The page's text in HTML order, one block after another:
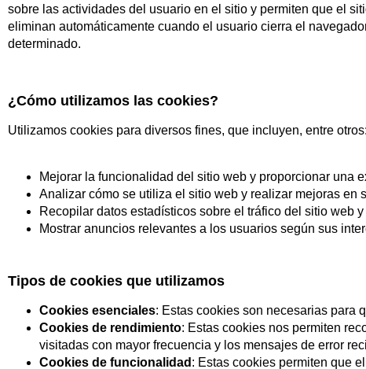
sobre las actividades del usuario en el sitio y permiten que el
eliminan automáticamente cuando el usuario cierra el
determinado.
¿Cómo utilizamos las cookies?
Utilizamos cookies para diversos fines, que incluyen, entre otros:
Mejorar la funcionalidad del sitio web y proporcionar una
Analizar cómo se utiliza el sitio web y realizar mejoras en
Recopilar datos estadísticos sobre el tráfico del sitio web
Mostrar anuncios relevantes a los usuarios según sus
Tipos de cookies que utilizamos
Cookies esenciales: Estas cookies son necesarias para
Cookies de rendimiento: Estas cookies nos permiten
visitadas con mayor frecuencia y los mensajes de error
Cookies de funcionalidad : Estas cookies permiten que